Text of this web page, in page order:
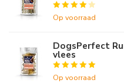
Op voorraad
DogsPerfect
vlees
Op voorraad